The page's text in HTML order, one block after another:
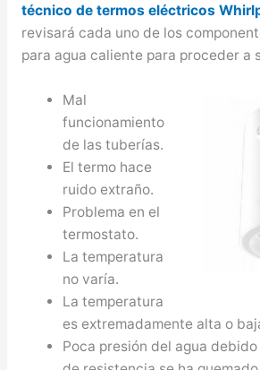
técnico de termos eléctricos
revisará cada uno de los
para agua caliente para proceder a
Mal
funcionamiento
de las tuberías.
El termo hace
ruido extraño.
Problema en el
termostato.
La temperatura
no varía.
La temperatura
es extremadamente alta o
Poca presión del agua